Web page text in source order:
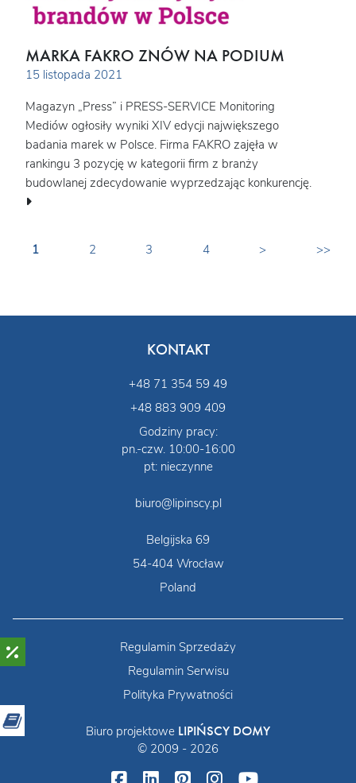
MARKA FAKRO ZNÓW NA PODIUM
15 listopada 2021
Magazyn „Press” i PRESS-SERVICE Monitoring
Mediów ogłosiły wyniki XIV edycji największego
badania marek w Polsce. Firma FAKRO zajęła w
rankingu 3 pozycję w kategorii firm z branży
budowlanej zdecydowanie wyprzedzając konkurencję.
1 2 3 4 > >>
KONTAKT
+48 71 354 59 49
+48 883 909 409
Godziny pracy:
pn.-czw. 10:00-16:00
pt: nieczynne
biuro@lipinscy.pl
Belgijska 69
54-404 Wrocław
Poland
Regulamin Sprzedaży
Regulamin Serwisu
Polityka Prywatności
Biuro projektowe LIPIŃSCY DOMY
© 2009 - 2026